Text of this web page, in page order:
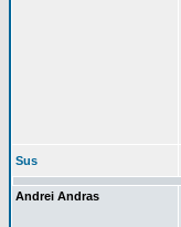
Sus
Andrei Andras